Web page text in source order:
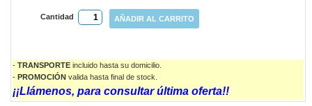
Cantidad AÑADIR AL CARRITO
- TRANSPORTE incluido hasta su domicilio.
- PROMOCIÓN valida hasta final de stock.
¡¡Llámenos, para consultar última oferta!!